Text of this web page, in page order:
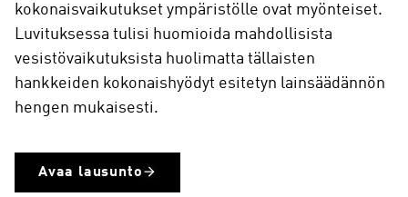
kokonaisvaikutukset ympäristölle ovat myönteiset.
Luvituksessa tulisi huomioida mahdollisista
vesistövaikutuksista huolimatta tällaisten
hankkeiden kokonaishyödyt esitetyn lainsäädännön
hengen mukaisesti.
Avaa lausunto